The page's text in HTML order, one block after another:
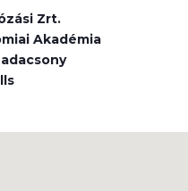
Zrt.
Akadémia